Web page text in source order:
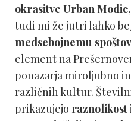
okrasitve Urban Modic,
tudi mi že jutri lahko
medsebojnemu
element na
ponazarja miroljubno
različnih kultur.
prikazujejo raznolikost